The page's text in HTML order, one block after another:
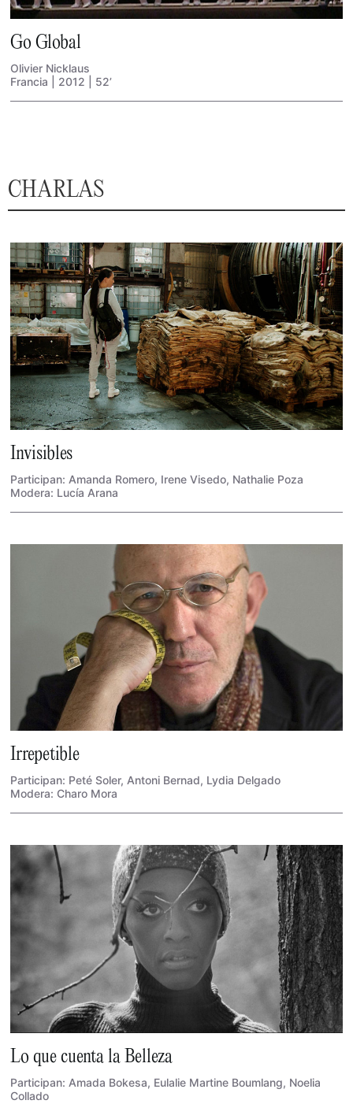
Go Global
Olivier Nicklaus
Francia | 2012 | 52’
CHARLAS
Invisibles
Participan: Amanda Romero, Irene Visedo, Nathalie Poza
Modera: Lucía Arana
Irrepetible
Participan: Peté Soler, Antoni Bernad, Lydia Delgado
Modera: Charo Mora
Lo que cuenta la Belleza
Participan: Amada Bokesa, Eulalie Martine Boumlang, Noelia
Collado